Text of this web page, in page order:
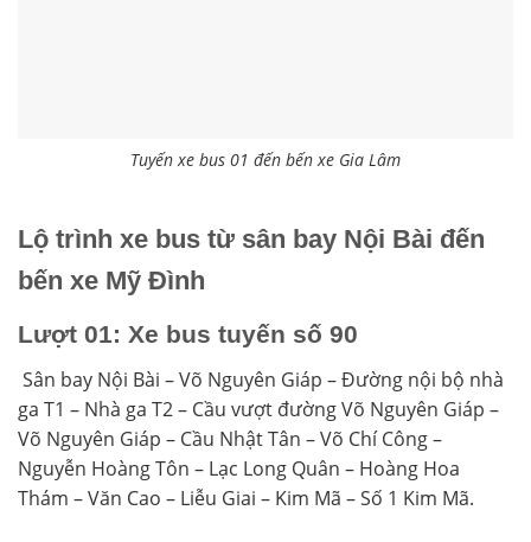
Tuyến xe bus 01 đến bến xe Gia Lâm
Lộ trình xe bus từ sân bay Nội Bài đến
bến xe Mỹ Đình
Lượt 01: Xe bus tuyến số 90
Sân bay Nội Bài – Võ Nguyên Giáp – Đường nội bộ nhà
ga T1 – Nhà ga T2 – Cầu vượt đường Võ Nguyên Giáp –
Võ Nguyên Giáp – Cầu Nhật Tân – Võ Chí Công –
Nguyễn Hoàng Tôn – Lạc Long Quân – Hoàng Hoa
Thám – Văn Cao – Liễu Giai – Kim Mã – Số 1 Kim Mã.